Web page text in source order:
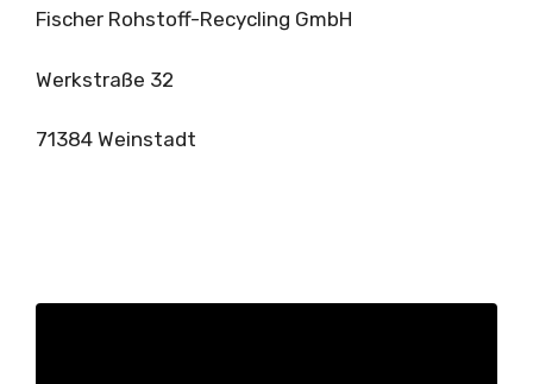
Fischer Rohstoff-Recycling GmbH
Werkstraße 32
71384 Weinstadt